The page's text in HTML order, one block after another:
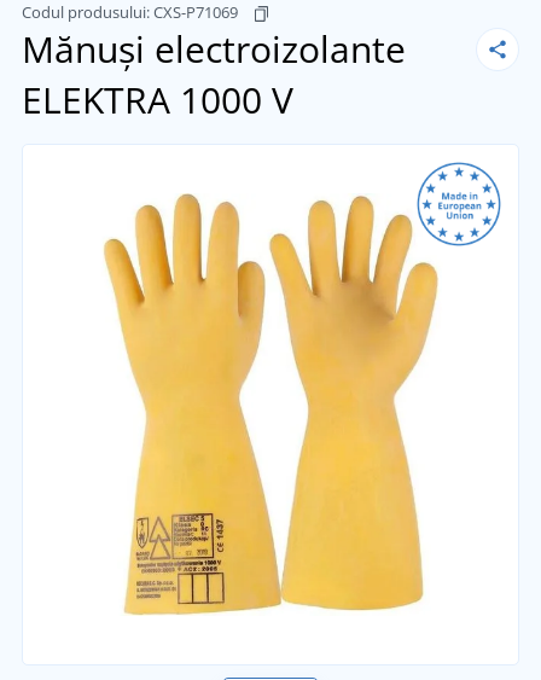
Codul produsului:CXS-P71069
Mănuși electroizolante
ELEKTRA 1000 V